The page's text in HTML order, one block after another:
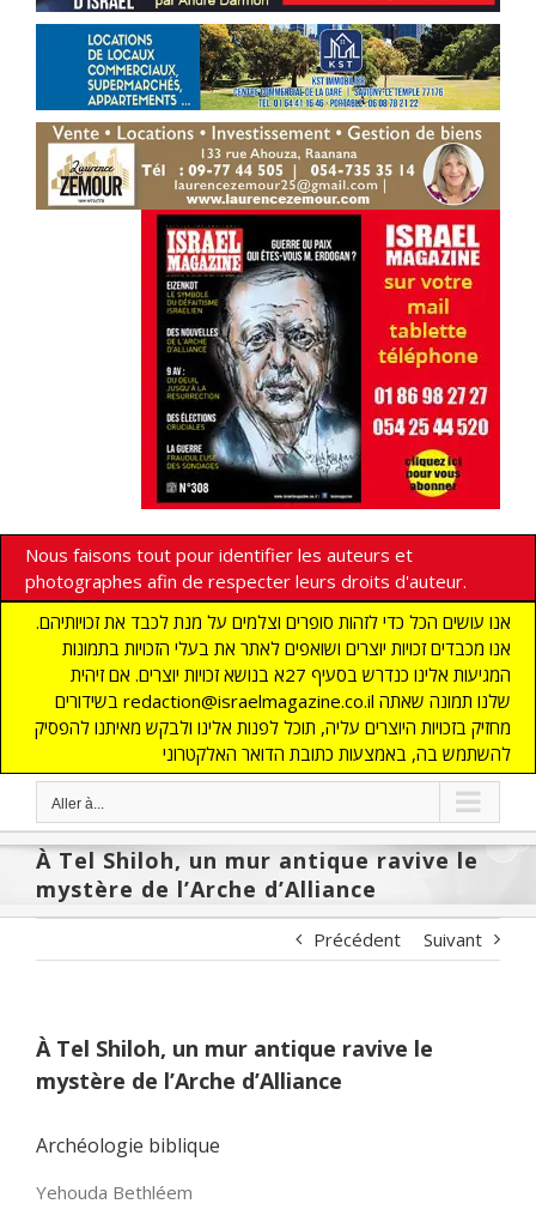
Nous faisons tout pour identifier les auteurs et
photographes afin de respecter leurs droits d'auteur.
אנו עושים הכל כדי לזהות סופרים וצלמים על מנת לכבד את זכויותיהם.
אנו מכבדים זכויות יוצרים ושואפים לאתר את בעלי הזכויות בתמונות
המגיעות אלינו כנדרש בסעיף 27א בנושא זכויות יוצרים. אם זיהית
בשידורים redaction@israelmagazine.co.il שלנו תמונה שאתה
מחזיק בזכויות היוצרים עליה, תוכל לפנות אלינו ולבקש מאיתנו להפסיק
להשתמש בה, באמצעות כתובת הדואר האלקטרוני
Aller à...
À Tel Shiloh, un mur antique ravive le
mystère de l’Arche d’Alliance
Précédent Suivant
À Tel Shiloh, un mur antique ravive le
mystère de l’Arche d’Alliance
Archéologie biblique
Yehouda Bethléem